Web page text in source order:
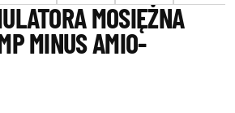
MOSIĘŻNA
MINUS AMIO-